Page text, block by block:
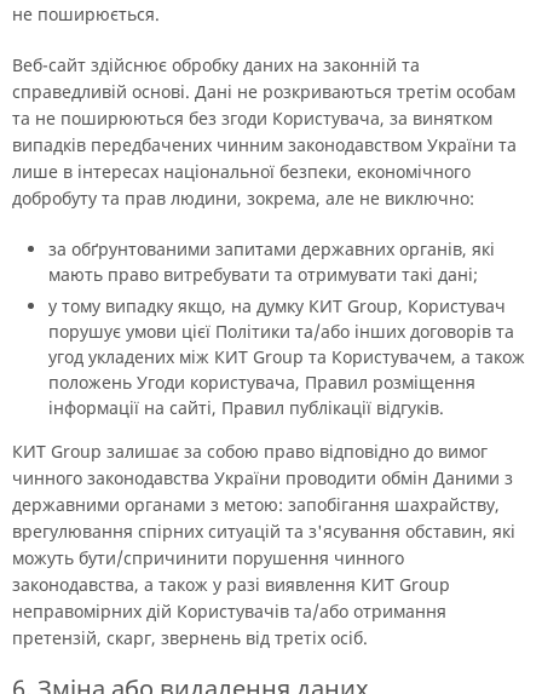
не поширюється.
Веб-сайт здійснює обробку даних на законній та
справедливій основі. Дані не розкриваються третім особам
та не поширюються без згоди Користувача, за винятком
випадків передбачених чинним законодавством України та
лише в інтересах національної безпеки, економічного
добробуту та прав людини, зокрема, але не виключно:
за обґрунтованими запитами державних органів, які
мають право витребувати та отримувати такі дані;
у тому випадку якщо, на думку КИТ Group, Користувач
порушує умови цієї Політики та/або інших договорів та
угод укладених між КИТ Group та Користувачем, а також
положень Угоди користувача, Правил розміщення
інформації на сайті, Правил публікації відгуків.
КИТ Group залишає за собою право відповідно до вимог
чинного законодавства України проводити обмін Даними з
державними органами з метою: запобігання шахрайству,
врегулювання спірних ситуацій та з'ясування обставин, які
можуть бути/спричинити порушення чинного
законодавства, а також у разі виявлення КИТ Group
неправомірних дій Користувачів та/або отримання
претензій, скарг, звернень від третіх осіб.